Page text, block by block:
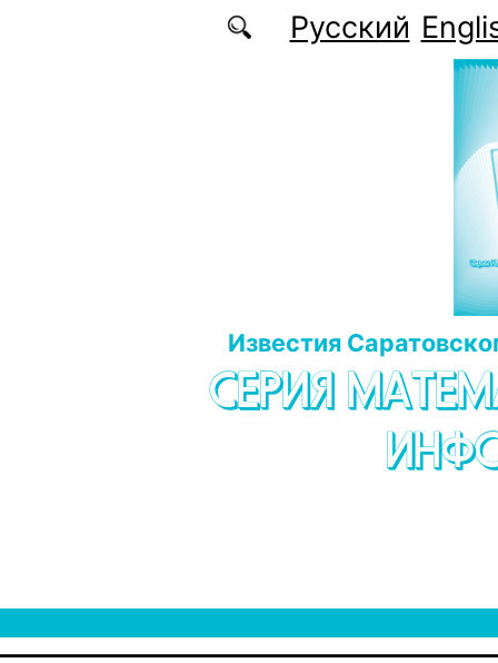
Перейти к основному содержаниюРусский
Известия
СЕРИЯ